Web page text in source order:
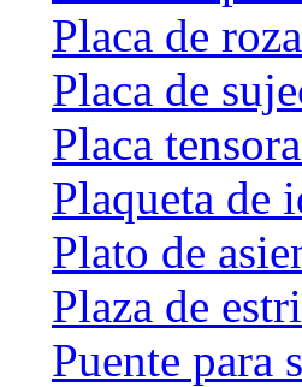
Placa de
Placa de
Placa
Plaqueta de
Plato de
Plaza de
Puente para